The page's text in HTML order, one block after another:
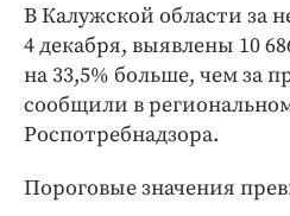
Блоги
Издания
Медиаперсона
Интересное чтиво
Бренд года
В Калужской области за
4 декабря, выявлены 10
на 33,5% больше, чем за
сообщили в
Роспотребнадзора.
Пороговые значения